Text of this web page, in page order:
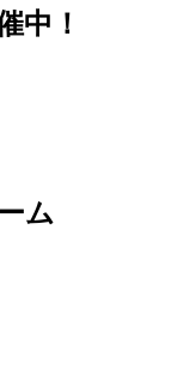
中！
ム